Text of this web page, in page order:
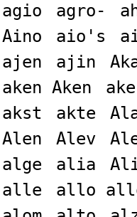
agio
agro-
Aino
aio's
ajen
ajin
aken Aken
akst
akte
Alen
Alev
alge
alia
alle
allo